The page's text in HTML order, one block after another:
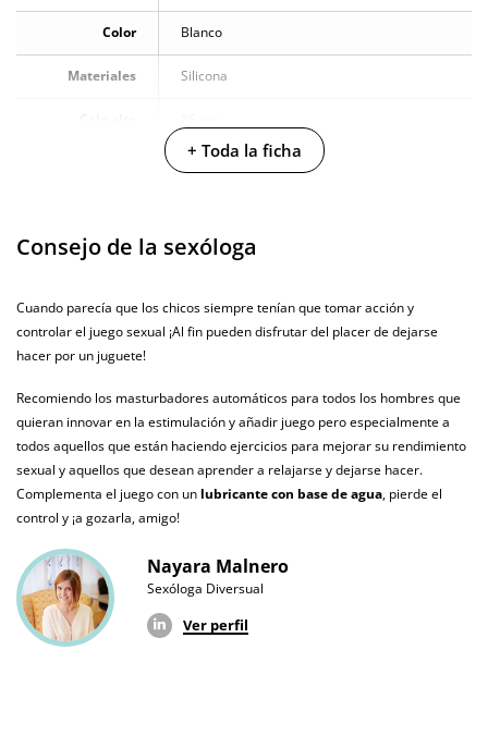
Color Blanco
Materiales Silicona
13 cm
Caja peso 1 Kg
Diámetro 9 cm
Baterias Cargador USB
Pilas/Batería
incluidas
Resistente al
Producto
vegano
+ Toda la ficha
Consejo de la sexóloga
Cuando parecía que los chicos siempre tenían que tomar acción y
controlar el juego sexual ¡Al fin pueden disfrutar del placer de dejarse
hacer por un juguete!
Recomiendo los masturbadores automáticos para todos los hombres que
quieran innovar en la estimulación y añadir juego pero especialmente a
todos aquellos que están haciendo ejercicios para mejorar su rendimiento
sexual y aquellos que desean aprender a relajarse y dejarse hacer.
Complementa el juego con un lubricante con base de agua, pierde el
control y ¡a gozarla, amigo!
Nayara Malnero
Sexóloga Diversual
Ver perfil